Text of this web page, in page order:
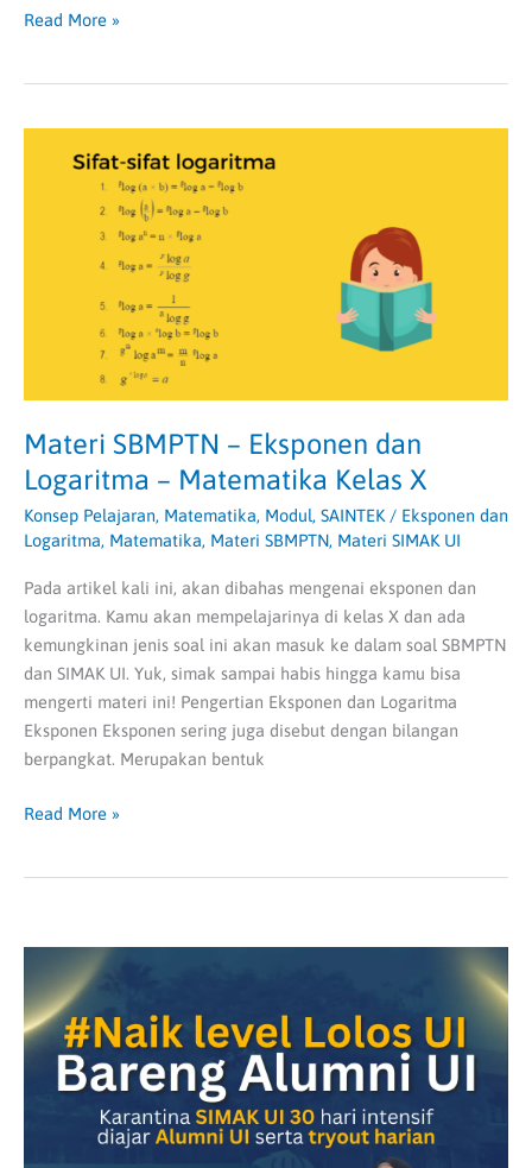
Read More »
Materi SBMPTN – Eksponen dan
Logaritma – Matematika Kelas X
Konsep Pelajaran, Matematika, Modul, SAINTEK/ Eksponen dan
Logaritma, Matematika, Materi SBMPTN, Materi SIMAK UI
Pada artikel kali ini, akan dibahas mengenai eksponen dan
logaritma. Kamu akan mempelajarinya di kelas X dan ada
kemungkinan jenis soal ini akan masuk ke dalam soal SBMPTN
dan SIMAK UI. Yuk, simak sampai habis hingga kamu bisa
mengerti materi ini! Pengertian Eksponen dan Logaritma
Eksponen Eksponen sering juga disebut dengan bilangan
berpangkat. Merupakan bentuk
SBMPTN
Matematika
X
Read More »